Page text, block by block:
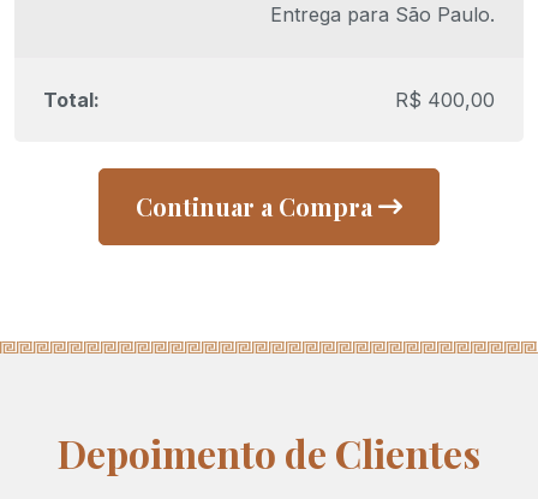
Entrega para São Paulo.
R$ 400,00
Continuar a Compra
Depoimento de Clientes